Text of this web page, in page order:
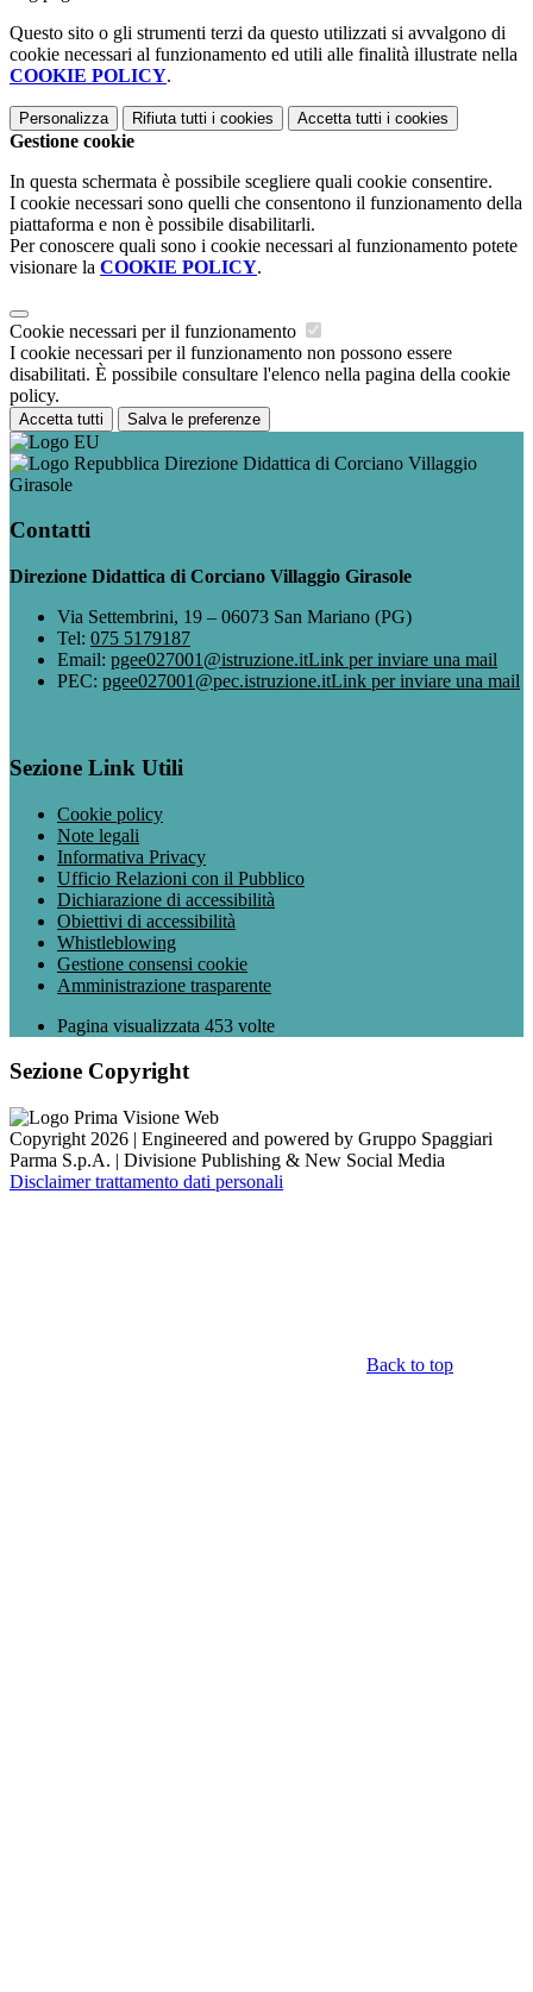
Questo sito o gli strumenti terzi da questo utilizzati si avvalgono di
cookie necessari al funzionamento ed utili alle finalità illustrate nella
COOKIE POLICY.
Personalizza Rifiuta tutti i cookies Accetta tutti i cookies
Gestione cookie
In questa schermata è possibile scegliere quali cookie consentire.
I cookie necessari sono quelli che consentono il funzionamento della
piattaforma e non è possibile disabilitarli.
Per conoscere quali sono i cookie necessari al funzionamento potete
visionare la COOKIE POLICY.
Cookie necessari per il funzionamento
I cookie necessari per il funzionamento non possono essere
disabilitati. È possibile consultare l'elenco nella pagina della cookie
policy.
Accetta tutti Salva le preferenze
Direzione Didattica di Corciano Villaggio
Girasole
Contatti
Direzione Didattica di Corciano Villaggio Girasole
Via Settembrini, 19 – 06073 San Mariano (PG)
Tel: 075 5179187
Email: pgee027001@istruzione.itLink per inviare una mail
PEC: pgee027001@pec.istruzione.itLink per inviare una mail
Sezione Link Utili
Cookie policy
Note legali
Informativa Privacy
Ufficio Relazioni con il Pubblico
Dichiarazione di accessibilità
Obiettivi di accessibilità
Whistleblowing
Gestione consensi cookie
Amministrazione trasparente
Pagina visualizzata 453 volte
Sezione Copyright
Copyright 2026 | Engineered and powered by Gruppo Spaggiari
Parma S.p.A. | Divisione Publishing & New Social Media
Disclaimer trattamento dati personali
Back to top